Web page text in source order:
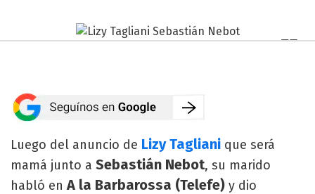
Luego del anuncio de Lizy Tagliani que será
mamá junto a Sebastián Nebot, su marido
habló en A la Barbarossa (Telefe) y dio